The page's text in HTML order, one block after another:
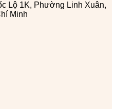
Lộ 1K, Phường Linh Xuân,
Minh